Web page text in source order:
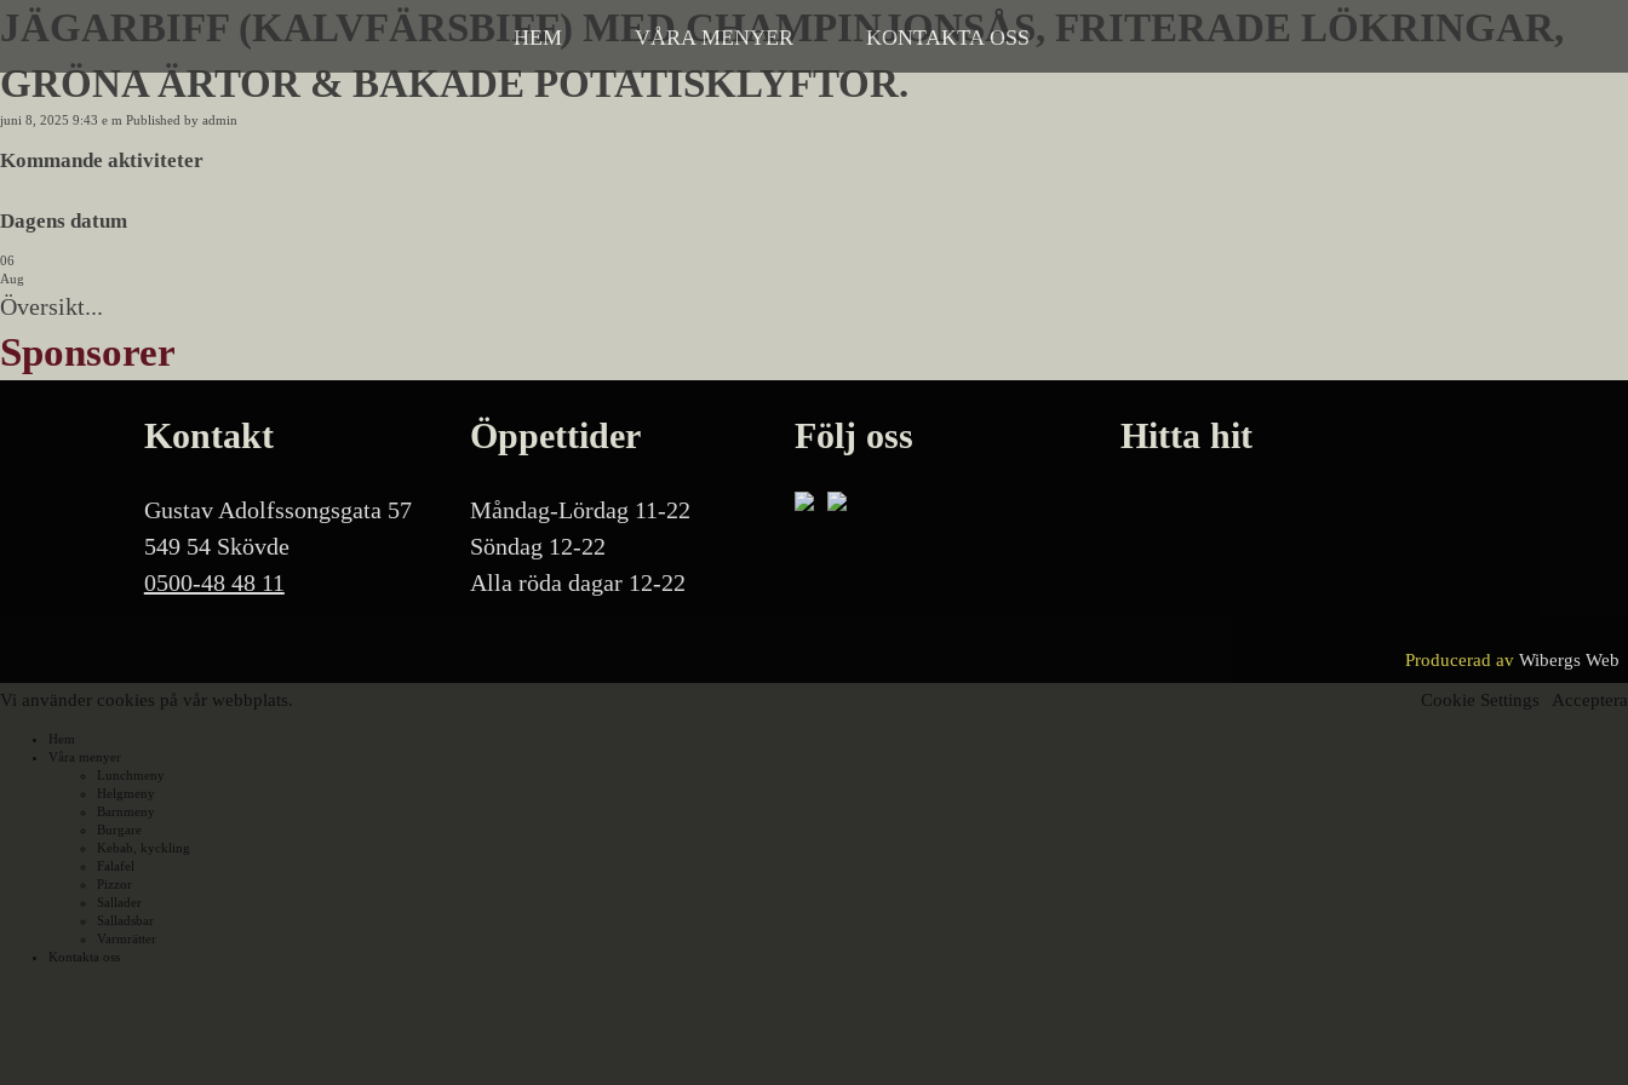
HEM VÅRA MENYER KONTAKTA OSS
JÄGARBIFF (KALVFÄRSBIFF) MED CHAMPINJONSÅS, FRITERADE LÖKRINGAR,
GRÖNA ÄRTOR & BAKADE POTATISKLYFTOR.
juni 8, 2025 9:43 e m Published by admin
Kommande aktiviteter
Dagens datum
06
Aug
Översikt...
Sponsorer
Kontakt
Gustav Adolfssongsgata 57
549 54 Skövde
0500-48 48 11
Öppettider
Måndag-Lördag 11-22
Söndag 12-22
Alla röda dagar 12-22
Följ oss Hitta hit
Producerad av Wibergs Web
Vi använder cookies på vår webbplats. Cookie Settings Acceptera
Hem
Våra menyer
Lunchmeny
Helgmeny
Barnmeny
Burgare
Kebab, kyckling
Falafel
Pizzor
Sallader
Salladsbar
Varmrätter
Kontakta oss